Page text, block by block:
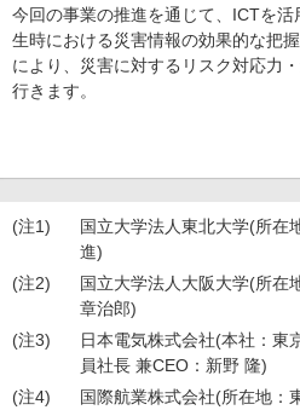
今回の事業の推進を通じて、ICTを
生時における災害情報の効果的な把
により、災害に対するリスク対応力
行きます。
(注1)
国立大学法人東北大学(所在
進)
(注2)
国立大学法人大阪大学(所在
章治郎)
(注3)
日本電気株式会社(本社：東
員社長 兼CEO：新野 隆)
(注4)
国際航業株式会社(所在地：